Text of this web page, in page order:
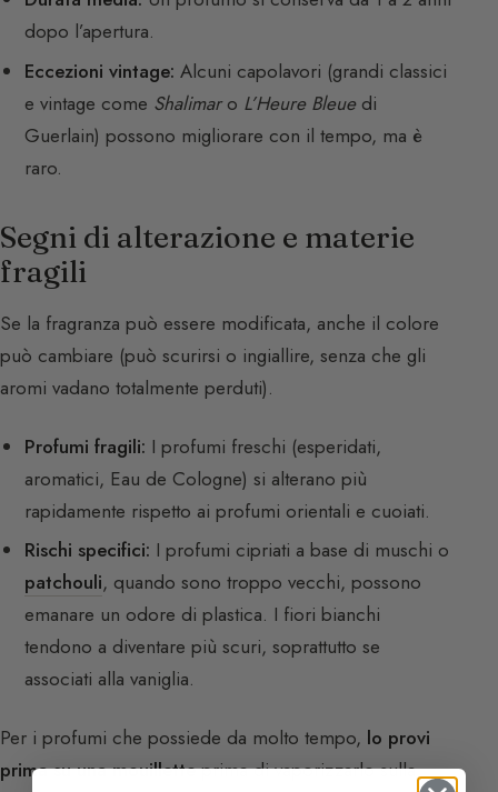
dopo l’apertura.
Eccezioni vintage: Alcuni capolavori (grandi classici
e vintage come Shalimaro L’Heure Bleuedi
Guerlain) possono migliorare con il tempo, ma è
raro.
Segni di alterazione e materie
fragili
Se la fragranza può essere modificata, anche il colore
può cambiare (può scurirsi o ingiallire, senza che gli
aromi vadano totalmente perduti).
Profumi fragili: I profumi freschi (esperidati,
aromatici, Eau de Cologne) si alterano più
rapidamente rispetto ai profumi orientali e cuoiati.
Rischi specifici: I profumi cipriati a base di muschi o
patchouli, quando sono troppo vecchi, possono
emanare un odore di plastica. I fiori bianchi
tendono a diventare più scuri, soprattutto se
associati alla vaniglia.
Per i profumi che possiede da molto tempo, lo provi
prima su una mouilletteprima di vaporizzarlo sulla